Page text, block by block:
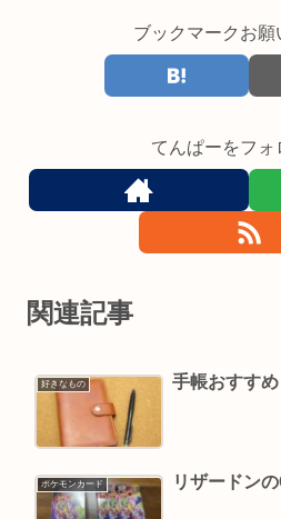
ブックマークお願
てんぱーをフォ
関連記事
好きなもの 手帳おすすめ
ポケモンカード リザードン